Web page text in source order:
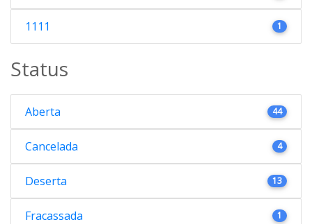
1111 1
Status
Aberta 44
Cancelada 4
Deserta 13
Fracassada 1